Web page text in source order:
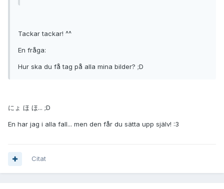
Tackar tackar! ^^
En fråga:
Hur ska du få tag på alla mina bilder? ;D
にょ ほ ほ... ;D
En har jag i alla fall... men den får du sätta upp själv! :3
Citat